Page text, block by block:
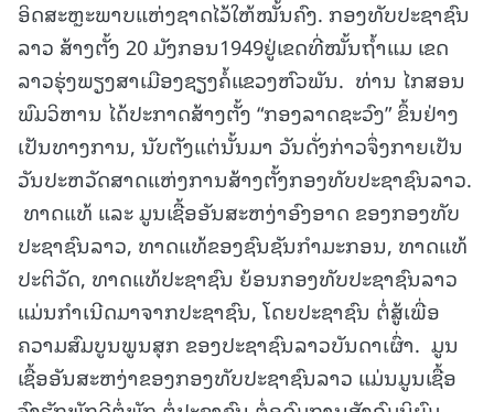
ອິດສະຫຼະພາບແຫ່ງຊາດໄວ້ໃຫ້ໝັ້ນຄົງ. ກອງທັບປະຊາຊົນ
ລາວ ສ້າງຕັ້ງ 20 ມັງກອນ1949ຢູ່ເຂດທີ່ໝັ້ນຖໍ້າແມ ເຂດ
ລາວຮຸ່ງພຽງສາເມືອງຊຽງຄໍ້ແຂວງຫົວພັນ. ທ່ານ ໄກສອນ
ພົມວິຫານ ໄດ້ປະກາດສ້າງຕັ້ງ “ກອງລາດຊະວົງ” ຂຶ້ນຢ່າງ
ເປັນທາງການ, ນັບຕັງແຕ່ນັ້ນມາ ວັນດັ່ງກ່າວຈຶ່ງກາຍເປັນ
ວັນປະຫວັດສາດແຫ່ງການສ້າງຕັ້ງກອງທັບປະຊາຊົນລາວ.
ທາດແທ້ ແລະ ມູນເຊື້ອອັນສະຫງ່າອົງອາດ ຂອງກອງທັບ
ປະຊາຊົນລາວ, ທາດແທ້ຂອງຊົນຊັນກໍາມະກອນ, ທາດແທ້
ປະຕິວັດ, ທາດແທ້ປະຊາຊົນ ຍ້ອນກອງທັບປະຊາຊົນລາວ
ແມ່ນກໍາເນີດມາຈາກປະຊາຊົນ, ໂດຍປະຊາຊົນ ຕໍ່ສູ້ເພື່ອ
ຄວາມສົມບູນພູນສຸກ ຂອງປະຊາຊົນລາວບັນດາເຜົ່າ. ມູນ
ເຊື້ອອັນສະຫງ່າຂອງກອງທັບປະຊາຊົນລາວ ແມ່ນມູນເຊື້ອ